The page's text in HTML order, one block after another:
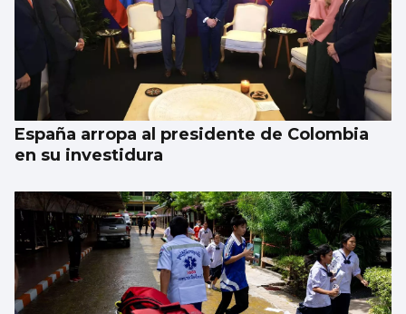
España arropa al presidente de Colombia
en su investidura